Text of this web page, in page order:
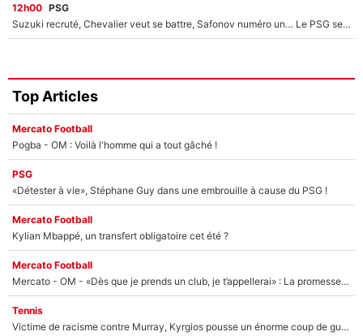
12h00 PSG
Suzuki recruté, Chevalier veut se battre, Safonov numéro un… Le PSG se lance encore dans un gros chantier pour le poste de gardien de but
Top Articles
Mercato Football
Pogba - OM : Voilà l'homme qui a tout gâché !
PSG
«Détester à vie», Stéphane Guy dans une embrouille à cause du PSG !
Mercato Football
Kylian Mbappé, un transfert obligatoire cet été ?
Mercato Football
Mercato - OM - «Dès que je prends un club, je t’appellerai» : La promesse de Marcelino au moment de claquer la porte
Tennis
Victime de racisme contre Murray, Kyrgios pousse un énorme coup de gueule !